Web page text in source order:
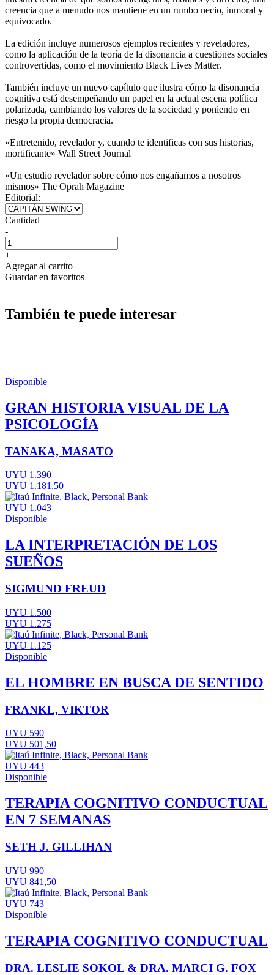
creencia que a menudo nos mantiene en un rumbo necio, inmoral y
equivocado.
La edición incluye numerosos ejemplos recientes y reveladores,
como la aplicación de la teoría de la disonancia a cuestiones sociales
controvertidas, como el movimiento Black Lives Matter.
También incluye un nuevo capítulo que ilustra cómo la disonancia
cognitiva está desempeñando un papel en la actual escena política
polarizada, cambiando los valores de la sociedad y poniendo en
riesgo la propia democracia.
«Entretenido, revelador y, cuando te identificas con sus historias,
mortificante» Wall Street Journal
«Un estudio revelador sobre cómo nos engañamos a nosotros
mismos» The Oprah Magazine
Editorial:
Cantidad
-
+
Agregar al carrito
Guardar en favoritos
También te puede interesar
Disponible
GRAN HISTORIA VISUAL DE LA
PSICOLOGÍA
TANAKA, MASATO
UYU 1.390
UYU 1.181,50
UYU 1.043
Disponible
LA INTERPRETACIÓN DE LOS
SUEÑOS
SIGMUND FREUD
UYU 1.500
UYU 1.275
UYU 1.125
Disponible
EL HOMBRE EN BUSCA DE SENTIDO
FRANKL, VIKTOR
UYU 590
UYU 501,50
UYU 443
Disponible
TERAPIA COGNITIVO CONDUCTUAL
EN 7 SEMANAS
SETH J. GILLIHAN
UYU 990
UYU 841,50
UYU 743
Disponible
TERAPIA COGNITIVO CONDUCTUAL
DRA. LESLIE SOKOL & DRA. MARCI G. FOX